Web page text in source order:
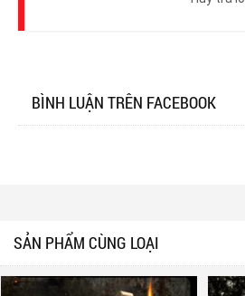
BÌNH LUẬN TRÊN FACEBOOK
SẢN PHẨM CÙNG LOẠI